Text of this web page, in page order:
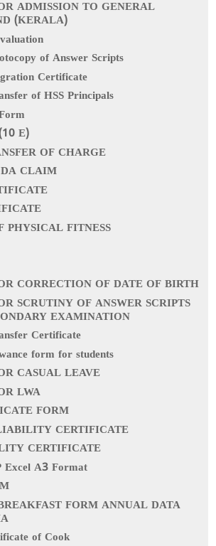
ADMISSION TO GENERAL
(KERALA)
of Answer Scripts
Certificate
of HSS Principals
E)
OF CHARGE
CLAIM
PHYSICAL FITNESS
CORRECTION OF DATE OF BIRTH
SCRUTINY OF ANSWER SCRIPTS
EXAMINATION
Certificate
form for students
CASUAL LEAVE
LWA
FORM
CERTIFICATE
CERTIFICATE
Excel A3 Format
FORM ANNUAL DATA
of Cook